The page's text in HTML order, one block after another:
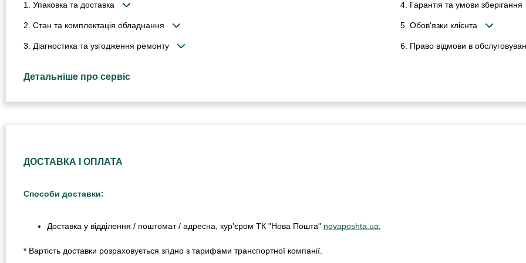
1. Упаковка та доставка
2. Стан та комплектація обладнання
3. Діагностика та узгодження ремонту
4. Гарантія та умови зберігання
5. Обов'язки клієнта
6. Право відмови в
Детальніше про сервіс
ДОСТАВКА І ОПЛАТА
Способи доставки:
Доставка у відділення / поштомат / адресна, кур'єром ТК "Нова Пошта" novaposhta.ua;
* Вартість доставки розраховується згідно з тарифами транспортної компанії.